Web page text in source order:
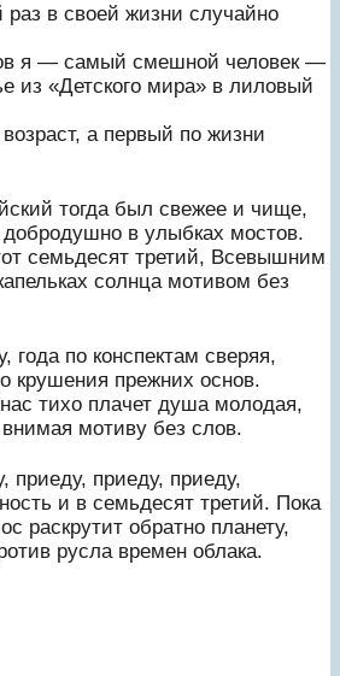
в своей жизни случайно
я — самый смешной человек —
из «Детского мира» в лиловый
а первый по жизни
тогда был свежее и чище,
в улыбках мостов.
семьдесят третий, Всевышним
солнца мотивом без
года по конспектам сверяя,
крушения прежних основ.
тихо плачет душа молодая,
мотиву без слов.
приеду, приеду, приеду,
и в семьдесят третий. Пока
раскрутит обратно планету,
русла времен облака.